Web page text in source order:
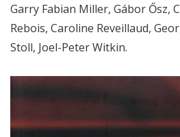
Garry Fabian Miller, Gábor Ősz,
Rebois, Caroline Reveillaud,
Stoll, Joel-Peter Witkin.